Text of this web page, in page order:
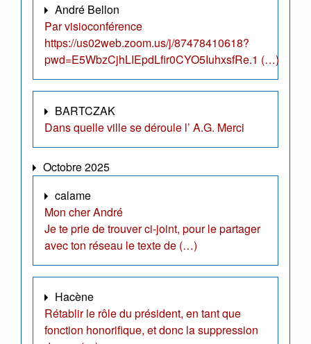
André Bellon
Par visioconférence
https://us02web.zoom.us/j/87478410618?
pwd=E5WbzCjhLIEpdLfir0CYO5IuhxsfRe.1 (…)
BARTCZAK
Dans quelle ville se déroule l’ A.G. Merci
Octobre 2025
calame
Mon cher André
Je te prie de trouver ci-joint, pour le partager
avec ton réseau le texte de (…)
Hacène
Rétablir le rôle du président, en tant que
fonction honorifique, et donc la suppression